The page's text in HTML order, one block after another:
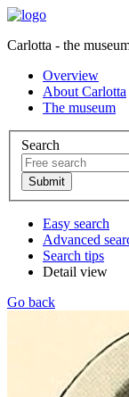
Carlotta - the
Overview
About Carlotta
The museum
Search
Easy search
Advanced
Search tips
Detail view
Go back